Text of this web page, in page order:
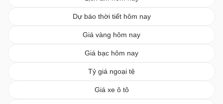
Dự báo thời tiết hôm nay
Giá vàng hôm nay
Giá bạc hôm nay
Tỷ giá ngoại tệ
Giá xe ô tô